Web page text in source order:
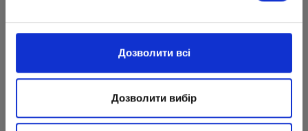
Дозволити всі
Дозволити вибір